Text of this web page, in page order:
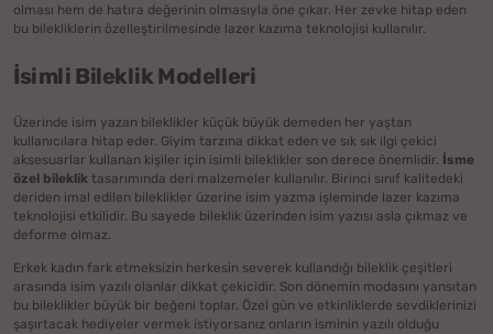
olması hem de hatıra değerinin olmasıyla öne çıkar. Her zevke hitap eden
bu bilekliklerin özelleştirilmesinde lazer kazıma teknolojisi kullanılır.
İsimli Bileklik Modelleri
Üzerinde isim yazan bileklikler küçük büyük demeden her yaştan
kullanıcılara hitap eder. Giyim tarzına dikkat eden ve sık sık ilgi çekici
aksesuarlar kullanan kişiler için isimli bileklikler son derece önemlidir. İsme
özel bileklik tasarımında deri malzemeler kullanılır. Birinci sınıf kalitedeki
deriden imal edilen bileklikler üzerine isim yazma işleminde lazer kazıma
teknolojisi etkilidir. Bu sayede bileklik üzerinden isim yazısı asla çıkmaz ve
deforme olmaz.
Erkek kadın fark etmeksizin herkesin severek kullandığı bileklik çeşitleri
arasında isim yazılı olanlar dikkat çekicidir. Son dönemin modasını yansıtan
bu bileklikler büyük bir beğeni toplar. Özel gün ve etkinliklerde sevdiklerinizi
şaşırtacak hediyeler vermek istiyorsanız onların isminin yazılı olduğu